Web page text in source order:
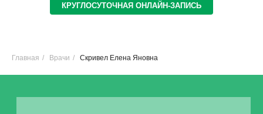
КРУГЛОСУТОЧНАЯ ОНЛАЙН-ЗАПИСЬ
Главная / Врачи / Скривел Елена Яновна